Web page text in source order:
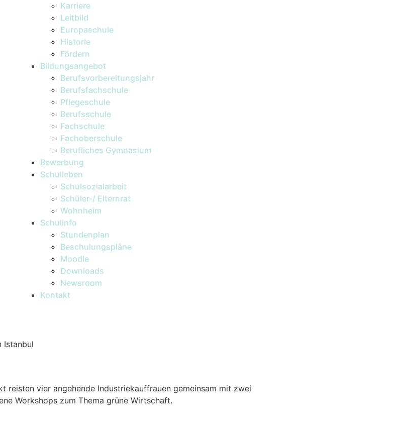
Karriere
Leitbild
Europaschule
Historie
Fördern
Bildungsangebot
Berufsvorbereitungsjahr
Berufsfachschule
Pflegeschule
Berufsschule
Fachschule
Fachoberschule
Berufliches Gymnasium
Bewerbung
Schulleben
Schulsozialarbeit
Schüler-/ Elternrat
Wohnheim
Schulinfo
Stundenplan
Beschulungspläne
Moodle
Downloads
Newsroom
Kontakt
Istanbul
vier angehende Industriekauffrauen gemeinsam mit zwei
Workshops zum Thema grüne Wirtschaft.